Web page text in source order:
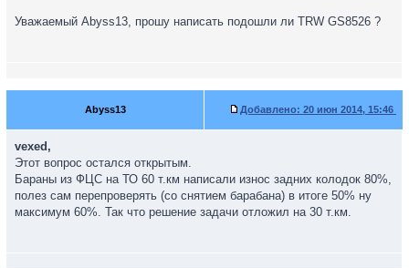
Уважаемый Abyss13, прошу написать подошли ли TRW GS8526 ?
Abyss13 Добавлено: 20 июн 2014, 15:46
vexed,
Этот вопрос остался открытым.
Бараны из ФЦС на ТО 60 т.км написали износ задних колодок 80%,
полез сам перепроверять (со снятием барабана) в итоге 50% ну
максимум 60%. Так что решение задачи отложил на 30 т.км.